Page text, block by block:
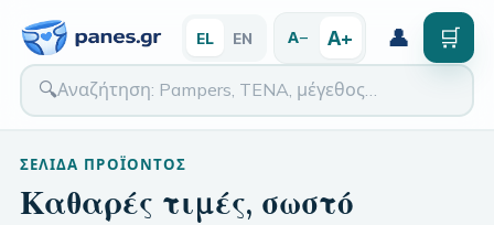
🔍
EL EN Α− Α+ 👤 🛒
ΣΕΛΊΔΑ ΠΡΟΪΌΝΤΟΣ
Καθαρές τιμές, σωστό